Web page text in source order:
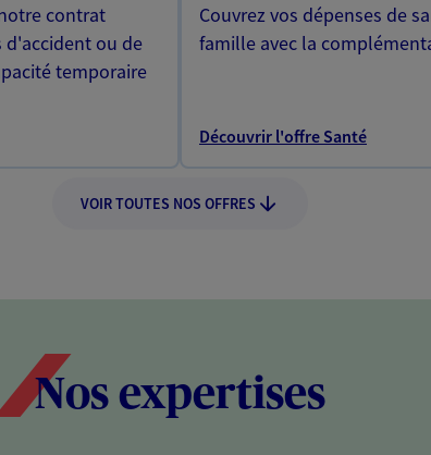
contrat
d'accident ou de
temporaire
Couvrez vos dépenses de
famille avec la
Découvrir l'offre Santé
VOIR TOUTES NOS OFFRES
Nos expertises